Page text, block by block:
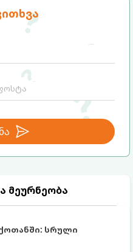
მეურნეობა
სრული
ახალგაზრდა ხეები